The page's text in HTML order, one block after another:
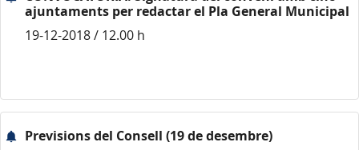
ajuntaments per redactar el Pla General Municipal
19-12-2018 / 12.00 h
Previsions del Consell (19 de desembre)